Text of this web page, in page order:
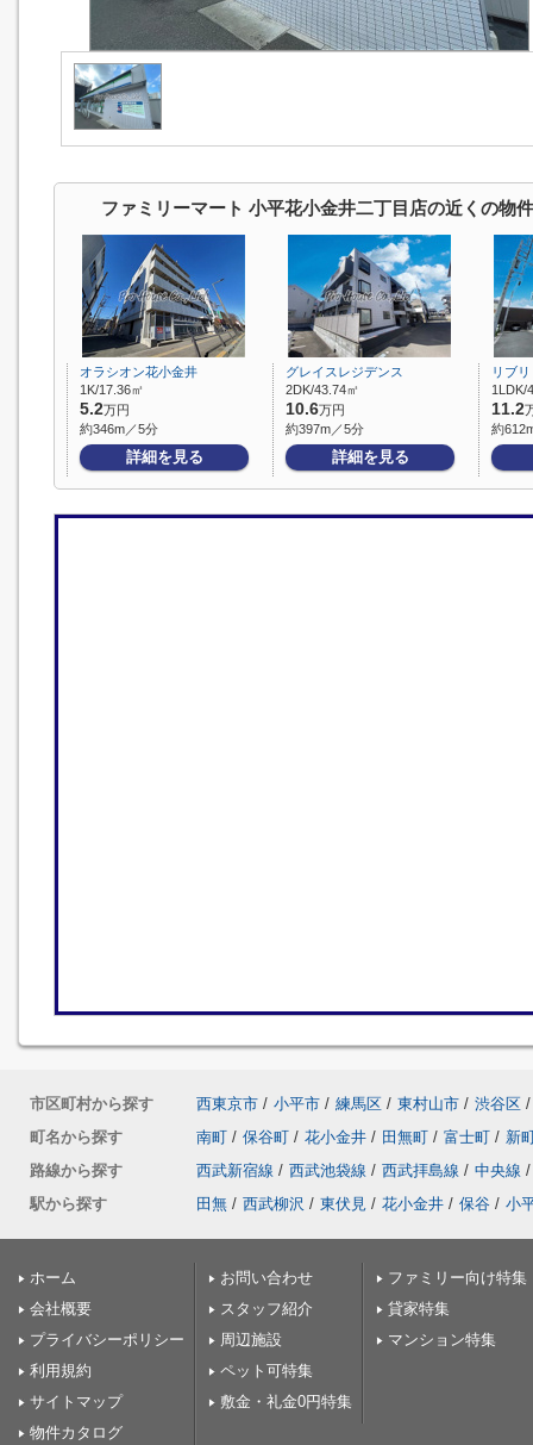
ファミリーマート 小平花小金井二丁目店の近くの物件
オラシオン花小金井
1K/17.36㎡
5.2万円
約346m／5分
詳細を見る
グレイスレジデンス
2DK/43.74㎡
10.6万円
約397m／5分
詳細を見る
リブ
1LDK/
11.2
約
市区町村から探す 西東京市 / 小平市 / 練馬区 / 東村山市 / 渋谷区 /
町名から探す
南町 / 保谷町 / 花小金井 / 田無町 / 富士町 / 新
路線から探す
西武新宿線 / 西武池袋線 / 西武拝島線 / 中央線 /
駅から探す
田無 / 西武柳沢 / 東伏見 / 花小金井 / 保谷 / 小
ホーム
会社概要
プライバシーポリシー
利用規約
サイトマップ
物件カタログ
お問い合わせ
スタッフ紹介
周辺施設
ペット可特集
敷金・礼金0円特集
ファミリー向け特集
貸家特集
マンション特集